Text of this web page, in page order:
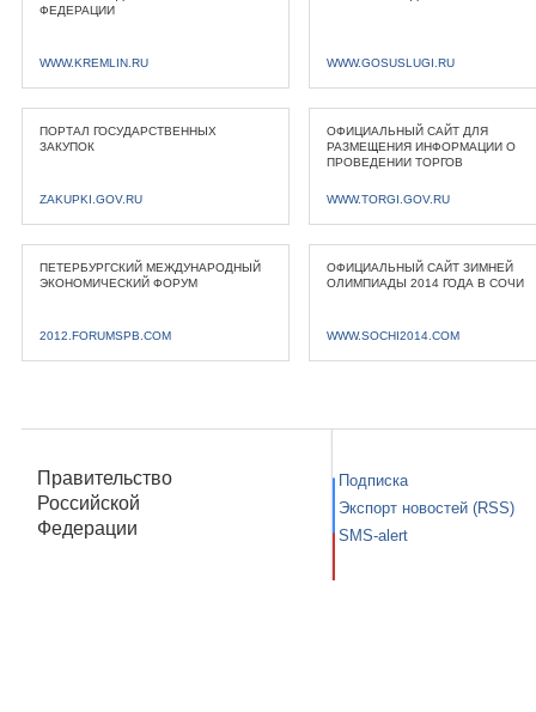
ФЕДЕРАЦИИ
WWW.KREMLIN.RU WWW.GOSUSLUGI.RU
ПОРТАЛ ГОСУДАРСТВЕННЫХ
ЗАКУПОК
ZAKUPKI.GOV.RU
ОФИЦИАЛЬНЫЙ САЙТ ДЛЯ
РАЗМЕЩЕНИЯ ИНФОРМАЦИИ О
ПРОВЕДЕНИИ ТОРГОВ
WWW.TORGI.GOV.RU
ПЕТЕРБУРГСКИЙ МЕЖДУНАРОДНЫЙ
ЭКОНОМИЧЕСКИЙ ФОРУМ
2012.FORUMSPB.COM
ОФИЦИАЛЬНЫЙ САЙТ ЗИМНЕЙ
ОЛИМПИАДЫ 2014 ГОДА В СОЧИ
WWW.SOCHI2014.COM
Правительство
Российской
Федерации
Подписка
Экспорт новостей (RSS)
SMS-alert